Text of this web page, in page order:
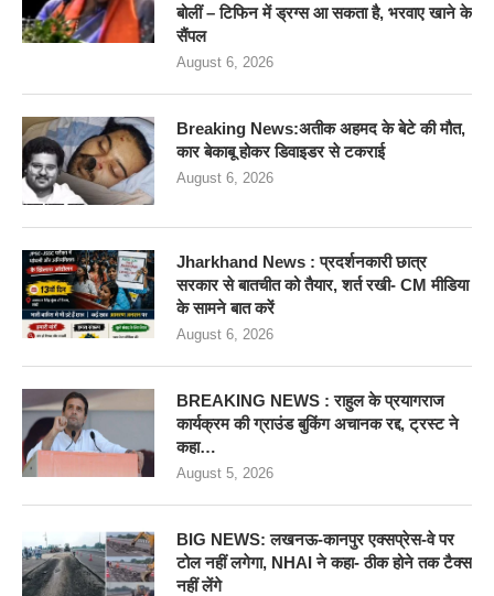
बोलीं – टिफिन में ड्रग्स आ सकता है, भरवाए खाने के
सैंपल
August 6, 2026
Breaking News:अतीक अहमद के बेटे की मौत,
कार बेकाबू होकर डिवाइडर से टकराई
August 6, 2026
Jharkhand News : प्रदर्शनकारी छात्र
सरकार से बातचीत को तैयार, शर्त रखी- CM मीडिया
के सामने बात करें
August 6, 2026
BREAKING NEWS : राहुल के प्रयागराज
कार्यक्रम की ग्राउंड बुकिंग अचानक रद्द, ट्रस्ट ने
कहा…
August 5, 2026
BIG NEWS: लखनऊ-कानपुर एक्सप्रेस-वे पर
टोल नहीं लगेगा, NHAI ने कहा- ठीक होने तक टैक्स
नहीं लेंगे